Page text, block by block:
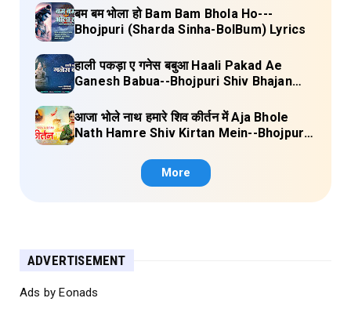
बम बम भोला हो Bam Bam Bhola Ho---
Bhojpuri (Sharda Sinha-BolBum) Lyrics
हाली पकड़ा ए गनेस बबुआ Haali Pakad Ae
Ganesh Babua--Bhojpuri Shiv Bhajan
आजा भोले नाथ हमारे शिव कीर्तन में Aja Bhole
Nath Hamre Shiv Kirtan Mein--Bhojpuri
More
ADVERTISEMENT
Ads by Eonads